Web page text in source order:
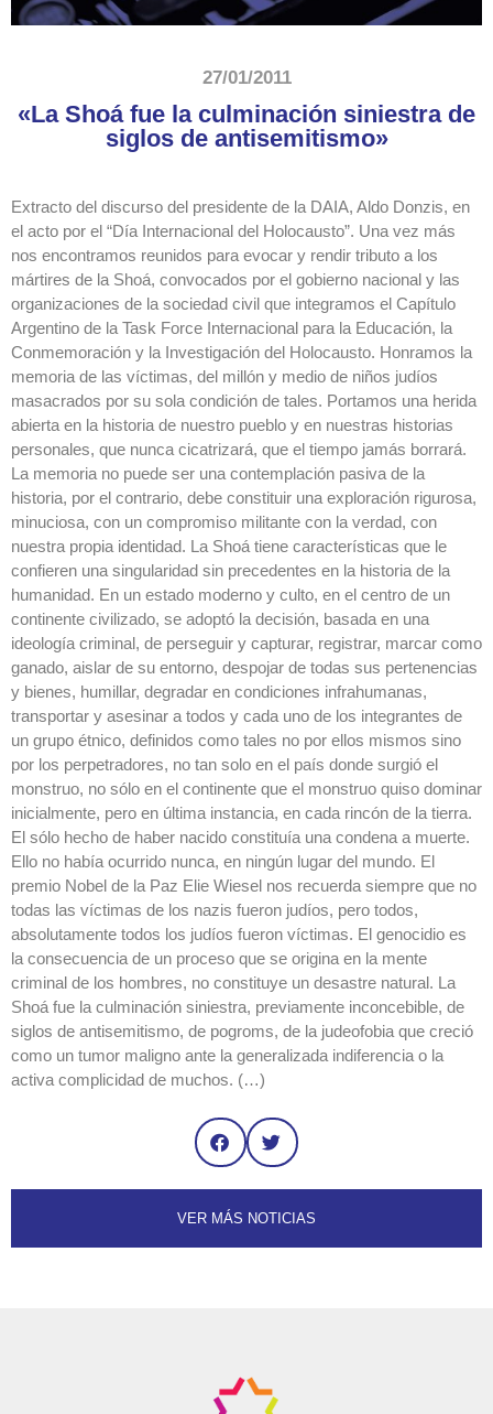
27/01/2011
«La Shoá fue la culminación siniestra de
siglos de antisemitismo»
Extracto del discurso del presidente de la DAIA, Aldo Donzis, en
el acto por el “Día Internacional del Holocausto”. Una vez más
nos encontramos reunidos para evocar y rendir tributo a los
mártires de la Shoá, convocados por el gobierno nacional y las
organizaciones de la sociedad civil que integramos el Capítulo
Argentino de la Task Force Internacional para la Educación, la
Conmemoración y la Investigación del Holocausto. Honramos la
memoria de las víctimas, del millón y medio de niños judíos
masacrados por su sola condición de tales. Portamos una herida
abierta en la historia de nuestro pueblo y en nuestras historias
personales, que nunca cicatrizará, que el tiempo jamás borrará.
La memoria no puede ser una contemplación pasiva de la
historia, por el contrario, debe constituir una exploración rigurosa,
minuciosa, con un compromiso militante con la verdad, con
nuestra propia identidad. La Shoá tiene características que le
confieren una singularidad sin precedentes en la historia de la
humanidad. En un estado moderno y culto, en el centro de un
continente civilizado, se adoptó la decisión, basada en una
ideología criminal, de perseguir y capturar, registrar, marcar como
ganado, aislar de su entorno, despojar de todas sus pertenencias
y bienes, humillar, degradar en condiciones infrahumanas,
transportar y asesinar a todos y cada uno de los integrantes de
un grupo étnico, definidos como tales no por ellos mismos sino
por los perpetradores, no tan solo en el país donde surgió el
monstruo, no sólo en el continente que el monstruo quiso dominar
inicialmente, pero en última instancia, en cada rincón de la tierra.
El sólo hecho de haber nacido constituía una condena a muerte.
Ello no había ocurrido nunca, en ningún lugar del mundo. El
premio Nobel de la Paz Elie Wiesel nos recuerda siempre que no
todas las víctimas de los nazis fueron judíos, pero todos,
absolutamente todos los judíos fueron víctimas. El genocidio es
la consecuencia de un proceso que se origina en la mente
criminal de los hombres, no constituye un desastre natural. La
Shoá fue la culminación siniestra, previamente inconcebible, de
siglos de antisemitismo, de pogroms, de la judeofobia que creció
como un tumor maligno ante la generalizada indiferencia o la
activa complicidad de muchos. (…)
VER MÁS NOTICIAS